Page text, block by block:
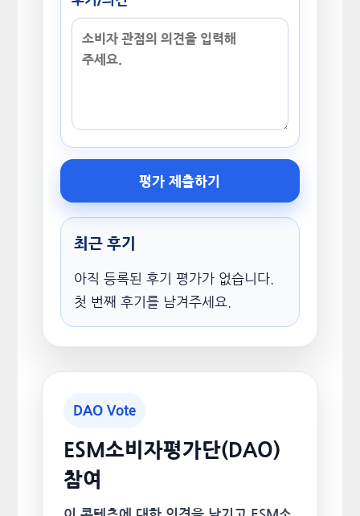
평가 제출하기
최근 후기
아직 등록된 후기 평가가 없습니다.
첫 번째 후기를 남겨주세요.
DAO Vote
ESM소비자평가단(DAO)
참여